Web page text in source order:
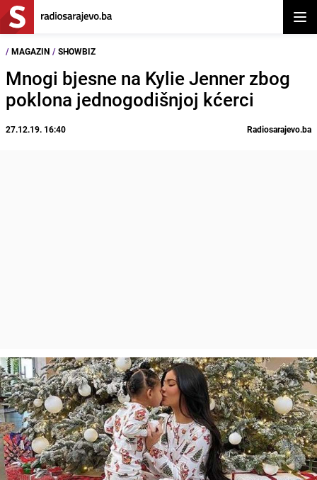
/ MAGAZIN / SHOWBIZ
Mnogi bjesne na Kylie Jenner zbog
poklona jednogodišnjoj kćerci
27.12.19. 16:40 Radiosarajevo.ba